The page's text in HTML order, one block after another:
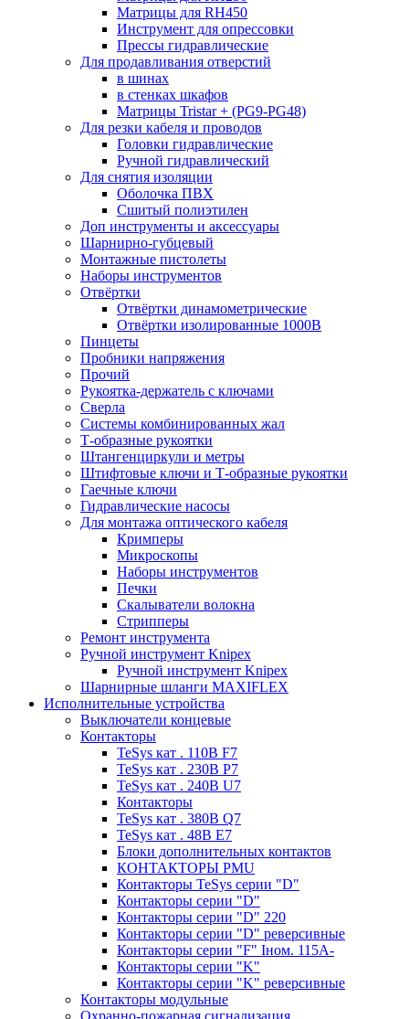
Матрицы для RH450
Инструмент для опрессовки
Прессы гидравлические
Для продавливания отверстий
в шинах
в стенках шкафов
Матрицы Tristar + (PG9-PG48)
Для резки кабеля и проводов
Головки гидравлические
Ручной гидравлический
Для снятия изоляции
Оболочка ПВХ
Сшитый полиэтилен
Доп инструменты и аксессуары
Шарнирно-губцевый
Монтажные пистолеты
Наборы инструментов
Отвёртки
Отвёртки динамометрические
Отвёртки изолированные 1000В
Пинцеты
Пробники напряжения
Прочий
Рукоятка-держатель с ключами
Сверла
Системы комбинированных жал
Т-образные рукоятки
Штангенциркули и метры
Штифтовые ключи и Т-образные рукоятки
Гаечные ключи
Гидравлические насосы
Для монтажа оптического кабеля
Кримперы
Микроскопы
Наборы инструментов
Печки
Скалыватели волокна
Стрипперы
Ремонт инструмента
Ручной инструмент Knipex
Ручной инструмент Knipex
Шарнирные шланги MAXIFLEX
Исполнительные устройства
Выключатели концевые
Контакторы
TeSys кат . 110В F7
TeSys кат . 230В P7
TeSys кат . 240В U7
Контакторы
TeSys кат . 380В Q7
TeSys кат . 48В E7
Блоки дополнительных контактов
КОНТАКТОРЫ PMU
Контакторы TeSys серии "D"
Контакторы серии "D"
Контакторы серии "D" 220
Контакторы серии "D" реверсивные
Контакторы серии "F" Iном. 115А-
Контакторы серии "K"
Контакторы серии "K" реверсивные
Контакторы модульные
Охранно-пожарная сигнализация